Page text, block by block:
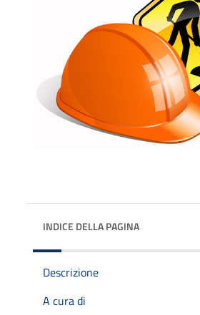
INDICE DELLA PAGINA
Descrizione
A cura di